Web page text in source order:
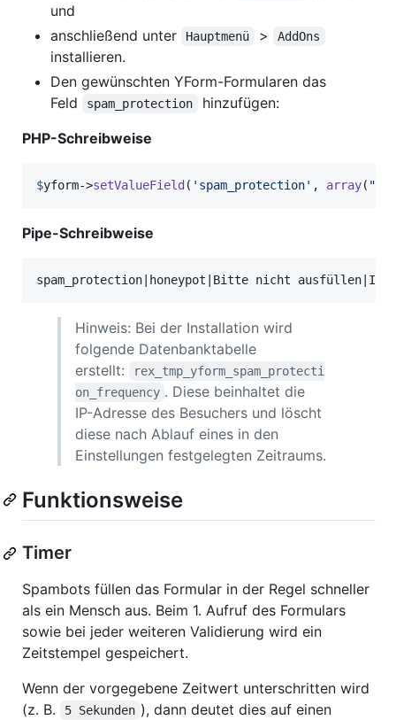
und
anschließend unter
Hauptmenü > AddOns
installieren.
Den gewünschten YForm-Formularen das
Feld
spam_protection
hinzufügen:
PHP-Schreibweise
$yform->setValueField ( ' spam_protection' , array( "
Pipe-Schreibweise
Hinweis: Bei der Installation wird
folgende Datenbanktabelle
erstellt:
rex_tmp_yform_spam_protecti
on_frequency . Diese beinhaltet die
IP-Adresse des Besuchers und löscht
diese nach Ablauf eines in den
Einstellungen festgelegten Zeitraums.
Funktionsweise
Timer
Spambots füllen das Formular in der Regel schneller
als ein Mensch aus. Beim 1. Aufruf des Formulars
sowie bei jeder weiteren Validierung wird ein
Zeitstempel gespeichert.
Wenn der vorgegebene Zeitwert unterschritten wird
(z. B.
5 Sekunden ), dann deutet dies auf einen